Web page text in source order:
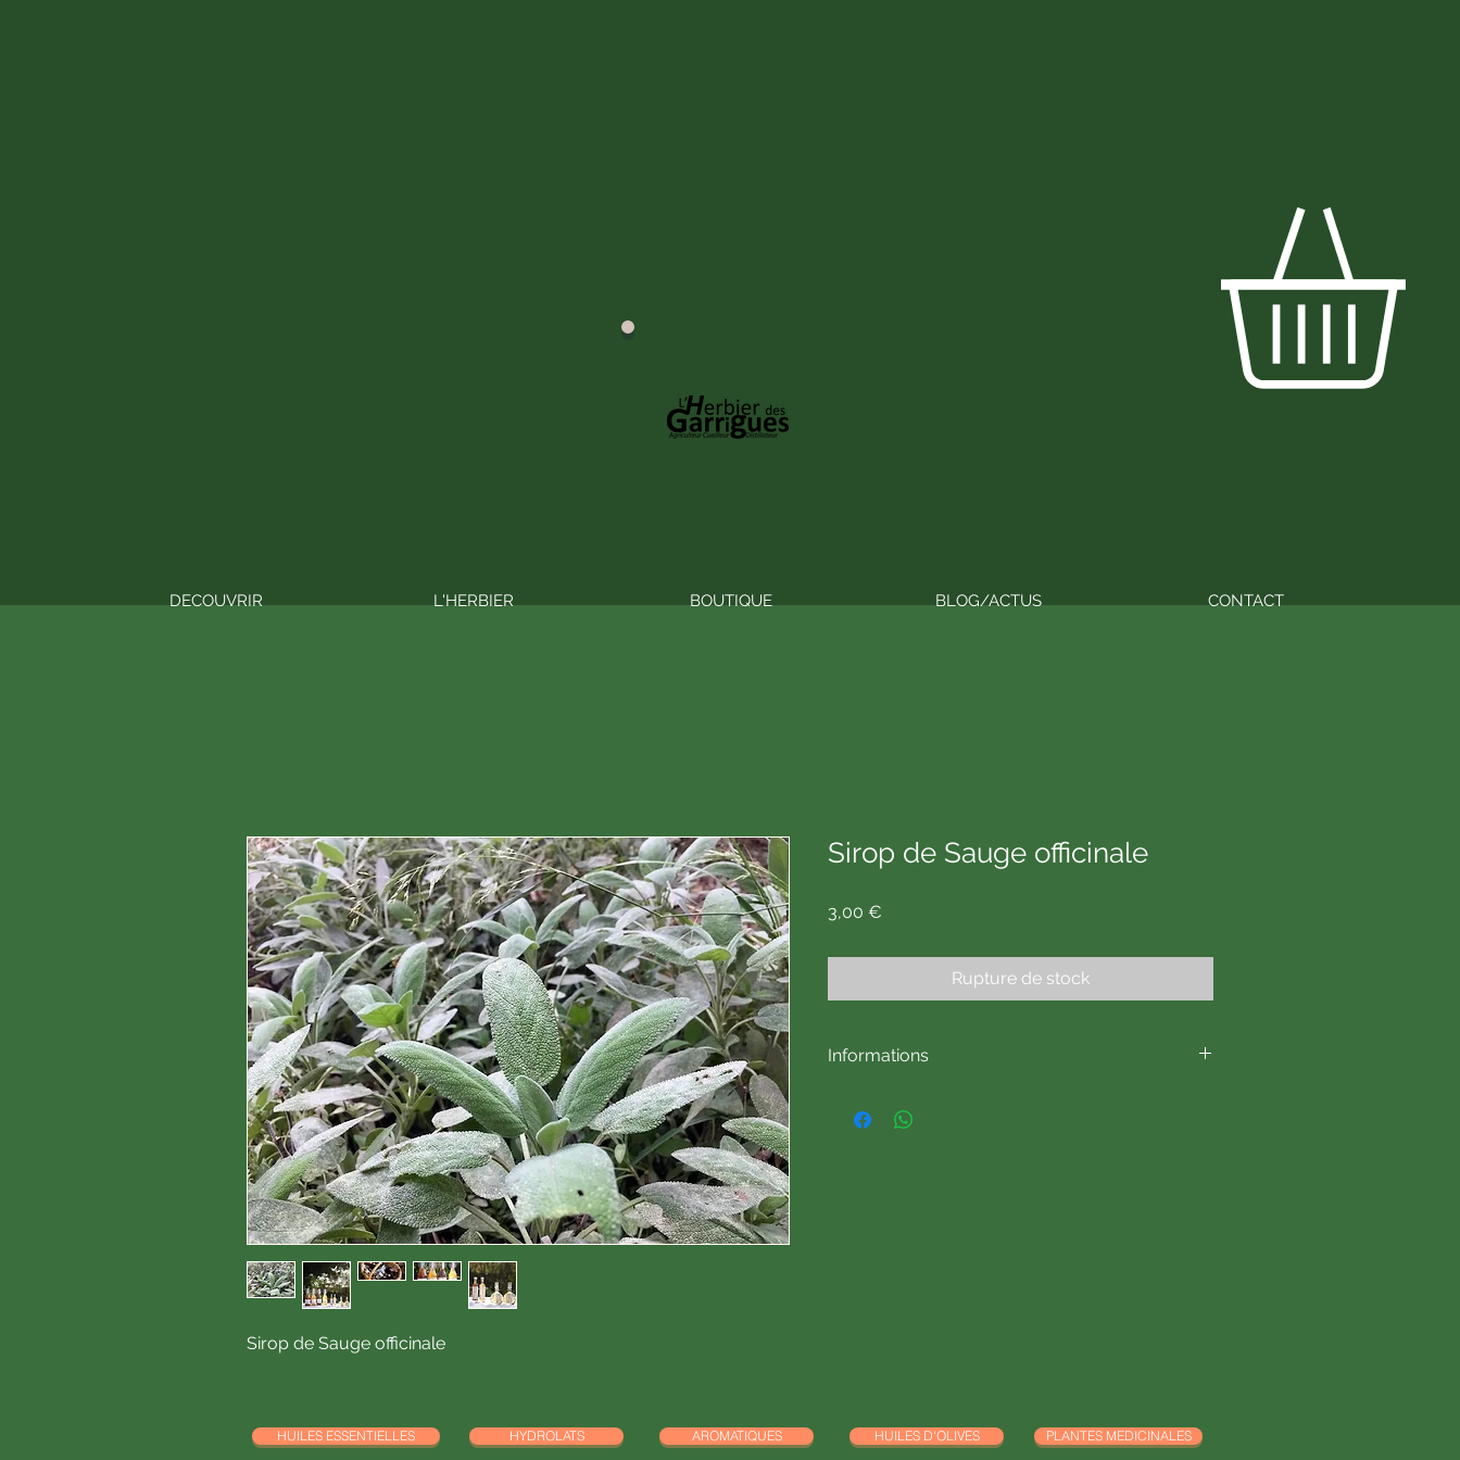
DECOUVRIR L'HERBIER BOUTIQUE BLOG/ACTUS CONTACT
Sirop de Sauge officinale
Sirop de Sauge officinale
3,00 €
Rupture de stock
Informations
Origine récolte : France/Gard
HUILES ESSENTIELLES HYDROLATS AROMATIQUES HUILES D'OLIVES PLANTES MEDICINALES